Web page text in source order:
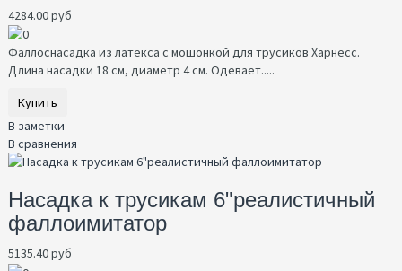
4284.00 руб
Фаллоснасадка из латекса с мошонкой для трусиков Харнесс.
Длина насадки 18 см, диаметр 4 см. Одевает.....
Купить
В заметки
В сравнения
Насадка к трусикам 6"реалистичный
фаллоимитатор
5135.40 руб